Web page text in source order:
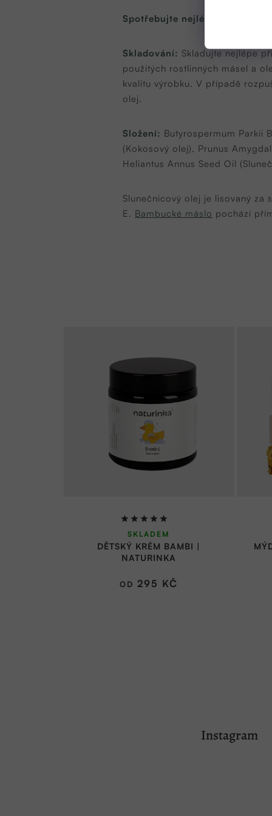
Spotřebujte nejlépe do:
Skladování: Skladujte nejlépe
použitých rostlinných másel a
kvalitu výrobku. V případě
olej.
Složení: Butyrospermum Parkii
(Kokosový olej), Prunus
Heliantus Annus Seed Oil
Slunečnicový olej je lisovaný za
E. Bambucké máslo pochází
DĚTSKÝ KRÉM BAMBI |
NATURINKA
Průměrné
hodnocení
produktu
5,0
SKLADEM
OD 295 KČ
Instagram